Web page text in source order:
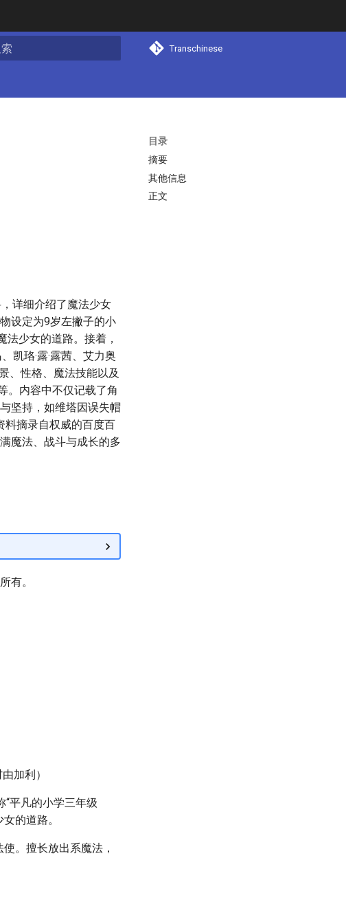
Transchinese
目录
摘要
其他信息
正文
详细介绍了魔法少女
设定为9岁左撇子的小
法少女的道路。接着，
凯珞·露·露茜、艾力奥
、性格、魔法技能以及
。内容中不仅记载了角
坚持，如维塔因误失帽
料摘录自权威的百度百
魔法、战斗与成长的多
有。
加利）
平凡的小学三年级
的道路。
。擅长放出系魔法，